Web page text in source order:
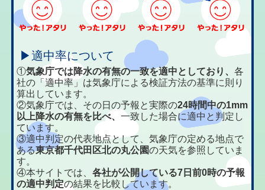
▶適中率について
①気象庁では降水の有無の一致を適中としており、各
社の「適中率」は気象庁による検証方法の基準に則り
算出しています。
②気象庁では、その日の予報と実際の24時間中の1mm
以上降水の有無を比べ、一致した場合に適中と判定し
ています。
③適中判定の代表地点として、気象庁の定める地点で
ある東京都千代田区北の丸公園の天気を参照していま
す。
④本サイトでは、各社が公開している7日前0時の予報
の適中判定の結果を比較しています。